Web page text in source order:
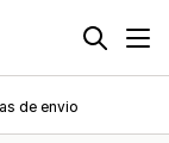
de envio